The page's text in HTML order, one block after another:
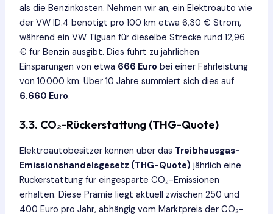
als die Benzinkosten. Nehmen wir an, ein Elektroauto wie
der VW ID.4 benötigt pro 100 km etwa 6,30 € Strom,
während ein VW Tiguan für dieselbe Strecke rund 12,96
€ für Benzin ausgibt. Dies führt zu jährlichen
Einsparungen von etwa 666 Euro bei einer Fahrleistung
von 10.000 km. Über 10 Jahre summiert sich dies auf
6.660 Euro.
3.3. CO₂-Rückerstattung (THG-Quote)
Elektroautobesitzer können über das Treibhausgas-
Emissionshandelsgesetz (THG-Quote) jährlich eine
Rückerstattung für eingesparte CO₂-Emissionen
erhalten. Diese Prämie liegt aktuell zwischen 250 und
400 Euro pro Jahr, abhängig vom Marktpreis der CO₂-